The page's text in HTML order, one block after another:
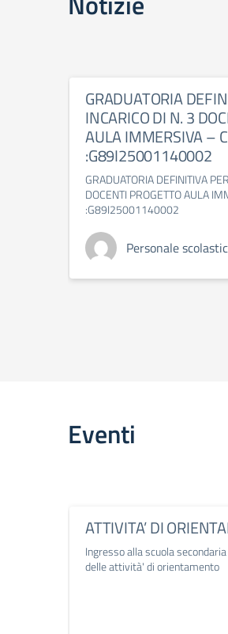
GRADUATORIA
INCARICO DI N. 3
AULA IMMERSIVA –
:G89I25001140002
GRADUATORIA DEFINITIVA
DOCENTI PROGETTO AULA
:G89I25001140002
Personale
Eventi
ATTIVITA’ DI
Ingresso alla scuola
delle attività' di orientamento